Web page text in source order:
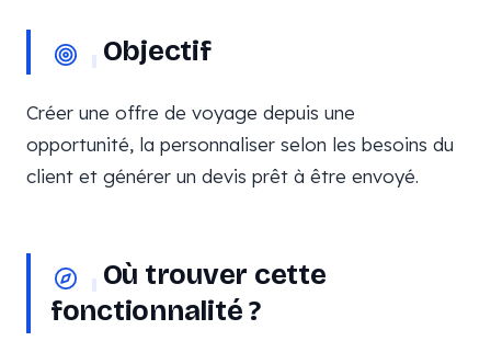
Objectif
Créer une offre de voyage depuis une
opportunité, la personnaliser selon les besoins du
client et générer un devis prêt à être envoyé.
Où trouver cette
fonctionnalité ?